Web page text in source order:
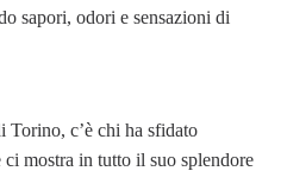
sapori, odori e sensazioni di
c’è chi ha sfidato
mostra in tutto il suo splendore